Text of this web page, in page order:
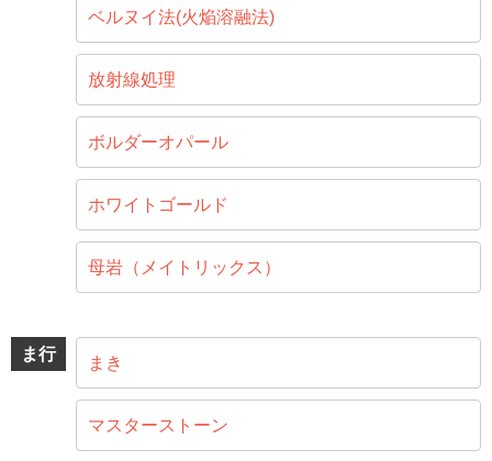
ベルヌイ法(火焔溶融法)
放射線処理
ボルダーオパール
ホワイトゴールド
母岩（メイトリックス）
ま行 まき
マスターストーン